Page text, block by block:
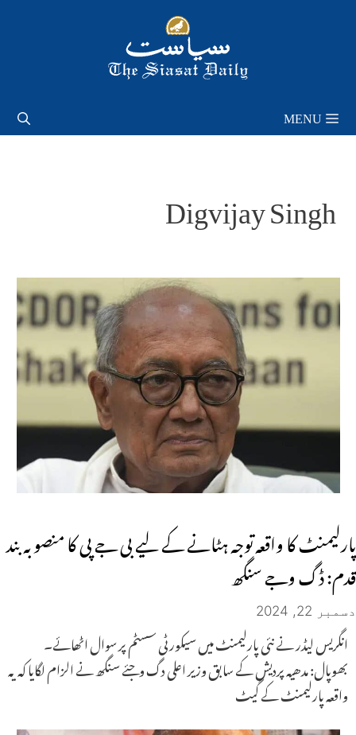
MENU
Digvijay Singh
پارلیمنٹ کا واقعہ توجہ ہٹانے کے لیے بی جے پی کا منصوبہ بند
قدم: ڈگ وجے سنگھ
دسمبر 22, 2024
انگریس لیڈر نے نئی پارلیمنٹ میں سیکورٹی سسٹم پر سوال اٹھائے۔
بھوپال: مدھیہ پردیش کے سابق وزیر اعلی دگ وجئے سنگھ نے الزام لگایا کہ یہ
واقعہ پارلیمنٹ کے گیٹ